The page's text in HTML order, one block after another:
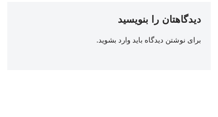
دیدگاهتان را بنویسید
برای نوشتن دیدگاه باید وارد بشوید.